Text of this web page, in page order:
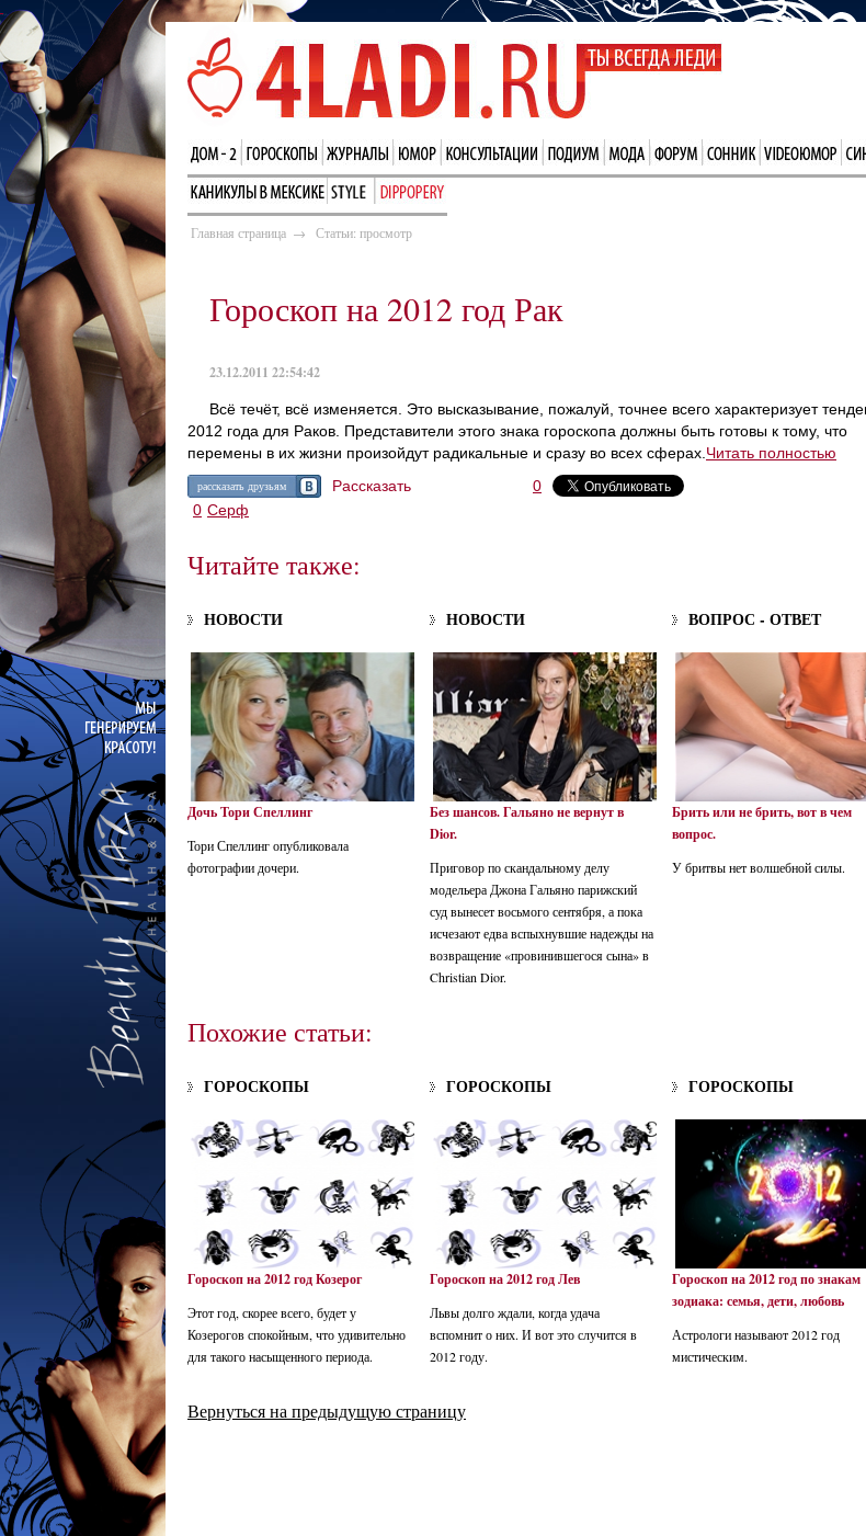
Главная страница → Статьи: просмотр
Гороскоп на 2012 год Рак
23.12.2011 22:54:42
Всё течёт, всё изменяется. Это высказывание, пожалуй, точнее всего характеризует
2012 года для Раков. Представители этого знака гороскопа должны быть готовы к тому, что
перемены в их жизни произойдут радикальные и сразу во всех сферах. Читать полностью
рассказать друзьям Рассказать
0
0 Серф
Читайте также:
НОВОСТИ
Дочь Тори Спеллинг
Тори Спеллинг опубликовала
фотографии дочери.
НОВОСТИ
Без шансов. Гальяно не вернут в
Dior.
Приговор по скандальному делу
модельера Джона Гальяно парижский
суд вынесет восьмого сентября, а пока
исчезают едва вспыхнувшие надежды на
возвращение «провинившегося сына» в
Christian Dior.
ВОПРОС - ОТВЕТ
Брить или не брить, вот в чем
вопрос.
У бритвы нет волшебной силы.
Похожие статьи:
ГОРОСКОПЫ
Гороскоп на 2012 год Козерог
Этот год, скорее всего, будет у
Козерогов спокойным, что удивительно
для такого насыщенного периода.
ГОРОСКОПЫ
Гороскоп на 2012 год Лев
Львы долго ждали, когда удача
вспомнит о них. И вот это случится в
2012 году.
ГОРОСКОПЫ
Гороскоп на 2012 год по знакам
зодиака: семья, дети, любовь
Астрологи называют 2012 год
мистическим.
Вернуться на предыдущую страницу